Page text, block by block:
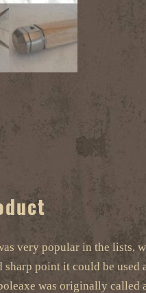
very popular in the
point it could be used
was originally